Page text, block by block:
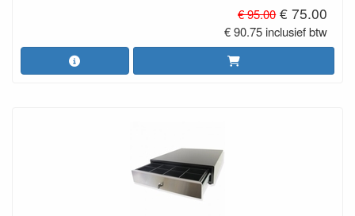
€ 95.00 € 75.00
€ 90.75 inclusief btw